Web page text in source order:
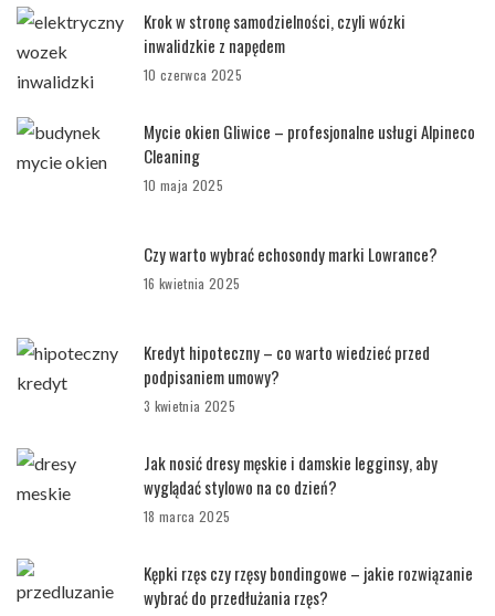
Krok w stronę samodzielności, czyli wózki
inwalidzkie z napędem
10 czerwca 2025
Mycie okien Gliwice – profesjonalne usługi Alpineco
Cleaning
10 maja 2025
Czy warto wybrać echosondy marki Lowrance?
16 kwietnia 2025
Kredyt hipoteczny – co warto wiedzieć przed
podpisaniem umowy?
3 kwietnia 2025
Jak nosić dresy męskie i damskie legginsy, aby
wyglądać stylowo na co dzień?
18 marca 2025
Kępki rzęs czy rzęsy bondingowe – jakie rozwiązanie
wybrać do przedłużania rzęs?